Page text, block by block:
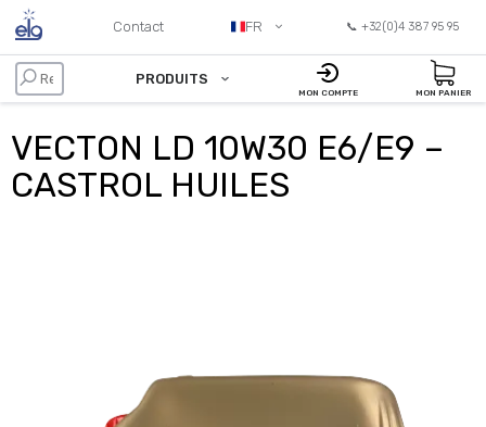
Contact FR 📞 +32(0)4 387 95 95
PRODUITS
MON COMPTE MON PANIER
VECTON LD 10W30 E6/E9 –
CASTROL HUILES